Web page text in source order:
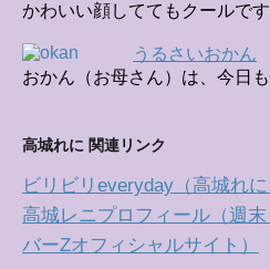
かわいい顔しててもクールです
うるさいおかん
おかん（お母さん）は、今日
高城れに 関連リンク
ビリビリeveryday（高城れ
高城レニプロフィール（週
バーZオフィシャルサイト）